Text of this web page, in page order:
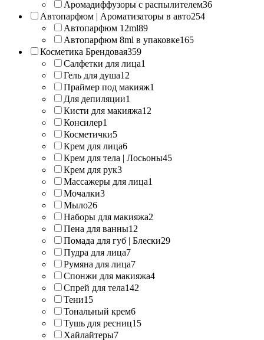
Аромадиффузоры с распылителем36
Автопарфюм | Ароматизаторы в авто254
Автопарфюм 12ml89
Автопарфюм 8ml в упаковке165
Косметика Брендовая359
Салфетки для лица1
Гель для душа12
Праймер под макияж1
Для депиляции1
Кисти для макияжа12
Консилер1
Косметички5
Крем для лица6
Крем для тела | Лосьоны45
Крем для рук3
Массажеры для лица1
Мочалки3
Мыло26
Наборы для макияжа2
Пена для ванны12
Помада для губ | Блески29
Пудра для лица7
Румяна для лица7
Спонжи для макияжа4
Спрей для тела142
Тени15
Тональный крем6
Тушь для ресниц15
Хайлайтеры7